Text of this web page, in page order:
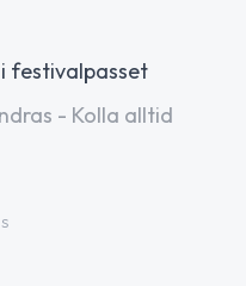
festivalpasset
- Kolla alltid